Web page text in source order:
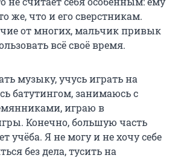
же, что и его сверстникам.
от многих, мальчик привык
всё своё время.
музыку, учусь играть на
батутингом, занимаюсь с
играю в
Конечно, большую часть
учёба. Я не могу и не хочу себе
без дела, тусить на